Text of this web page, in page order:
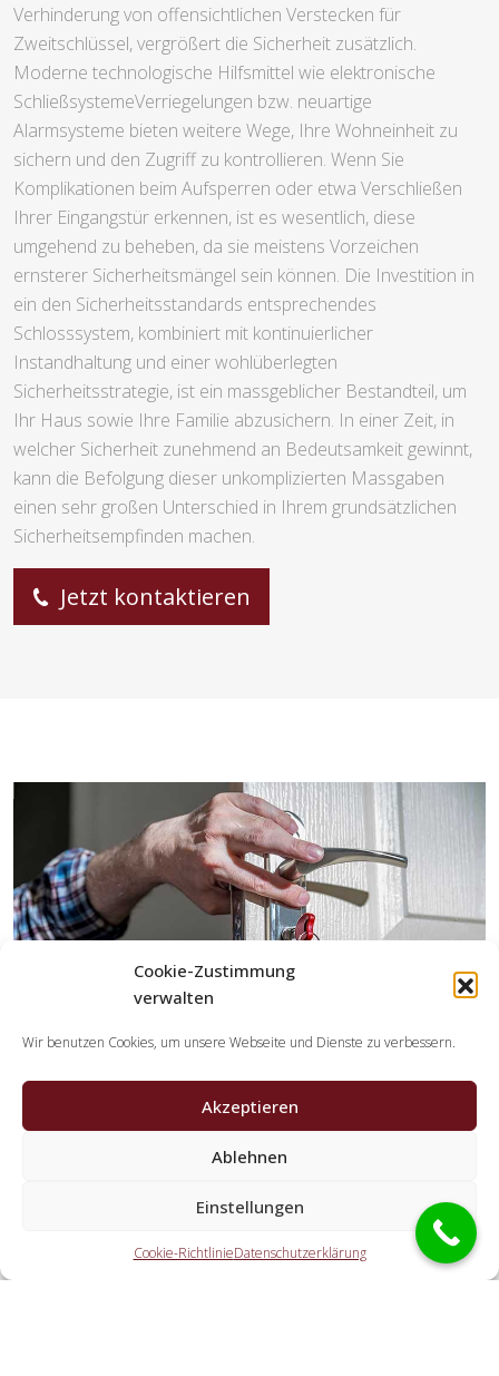
Cookie-Zustimmung
verwalten
Wir benutzen Cookies, um unsere Webseite und Dienste zu verbessern.
Akzeptieren
Ablehnen
Einstellungen
Cookie-RichtlinieDatenschutzerklärung
Verhinderung von offensichtlichen Verstecken für
Zweitschlüssel, vergrößert die Sicherheit zusätzlich.
Moderne technologische Hilfsmittel wie elektronische
SchließsystemeVerriegelungen bzw. neuartige
Alarmsysteme bieten weitere Wege, Ihre Wohneinheit zu
sichern und den Zugriff zu kontrollieren. Wenn Sie
Komplikationen beim Aufsperren oder etwa Verschließen
Ihrer Eingangstür erkennen, ist es wesentlich, diese
umgehend zu beheben, da sie meistens Vorzeichen
ernsterer Sicherheitsmängel sein können. Die Investition in
ein den Sicherheitsstandards entsprechendes
Schlosssystem, kombiniert mit kontinuierlicher
Instandhaltung und einer wohlüberlegten
Sicherheitsstrategie, ist ein massgeblicher Bestandteil, um
Ihr Haus sowie Ihre Familie abzusichern. In einer Zeit, in
welcher Sicherheit zunehmend an Bedeutsamkeit gewinnt,
kann die Befolgung dieser unkomplizierten Massgaben
einen sehr großen Unterschied in Ihrem grundsätzlichen
Sicherheitsempfinden machen.
Jetzt kontaktieren
Schlüsseldienst Spezialisten?
Die Kooperationspartner erledigen sämtliche Leistungen,
die Sie von einem Schlüssel-Notdienst erwarten. Dazu